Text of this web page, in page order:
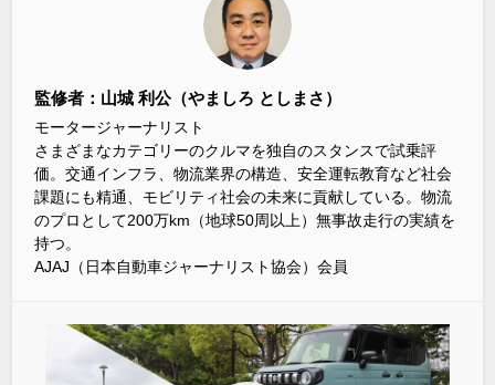
監修者：山城 利公（やましろ としまさ）
モータージャーナリスト
さまざまなカテゴリーのクルマを独自のスタンスで試乗評
価。交通インフラ、物流業界の構造、安全運転教育など社会
課題にも精通、モビリティ社会の未来に貢献している。物流
のプロとして200万km（地球50周以上）無事故走行の実績を
持つ。
AJAJ（日本自動車ジャーナリスト協会）会員